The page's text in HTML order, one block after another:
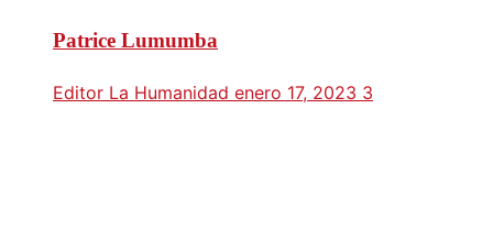
Patrice Lumumba
Editor La Humanidad enero 17, 2023 3